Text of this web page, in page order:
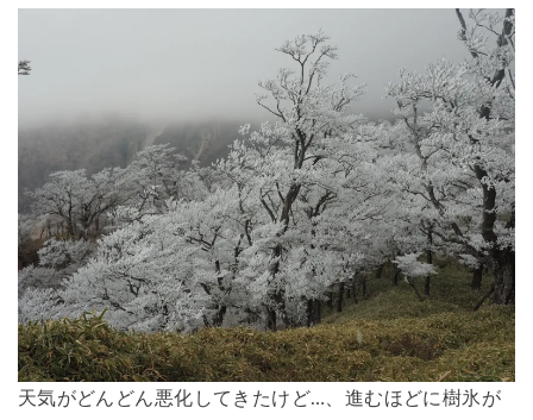
天気がどんどん悪化してきたけど…、進むほどに樹氷が